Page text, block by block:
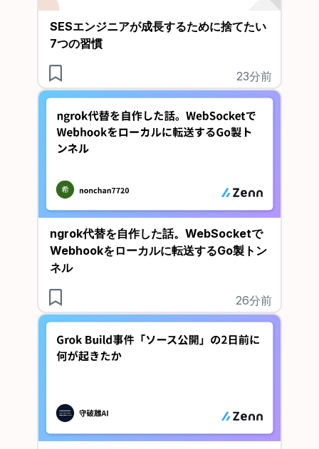
SESエンジニアが成長するために捨てたい
7つの習慣
23分前
ngrok代替を自作した話。WebSocketで
Webhookをローカルに転送するGo製トン
ネル
26分前